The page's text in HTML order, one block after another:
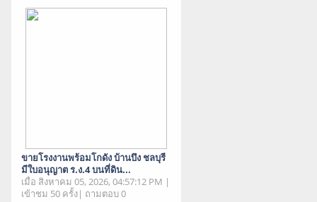
ขายโรงงานพร้อมโกดัง บ้านบึง ชลบุรี
มีใบอนุญาต ร.ง.4 บนที่ดิน...
เมื่อ สิงหาคม 05, 2026, 04:57:12 PM |
เข้าชม 50 ครั้ง| ถามตอบ 0